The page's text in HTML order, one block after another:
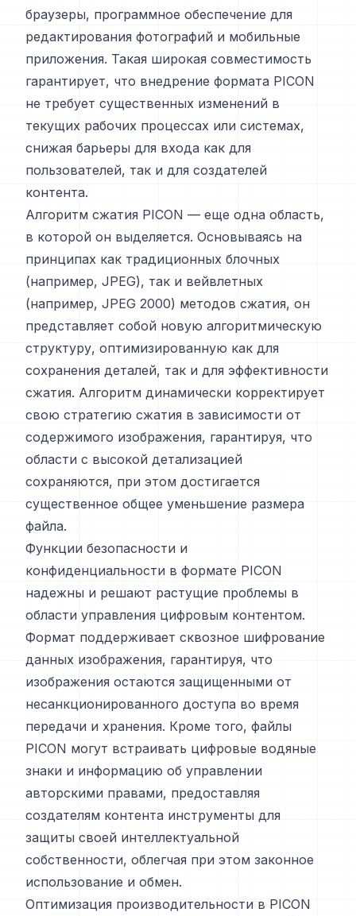
браузеры, программное обеспечение для
редактирования фотографий и мобильные
приложения. Такая широкая совместимость
гарантирует, что внедрение формата PICON
не требует существенных изменений в
текущих рабочих процессах или системах,
снижая барьеры для входа как для
пользователей, так и для создателей
контента.
Алгоритм сжатия PICON — еще одна область,
в которой он выделяется. Основываясь на
принципах как традиционных блочных
(например, JPEG), так и вейвлетных
(например, JPEG 2000) методов сжатия, он
представляет собой новую алгоритмическую
структуру, оптимизированную как для
сохранения деталей, так и для эффективности
сжатия. Алгоритм динамически корректирует
свою стратегию сжатия в зависимости от
содержимого изображения, гарантируя, что
области с высокой детализацией
сохраняются, при этом достигается
существенное общее уменьшение размера
файла.
Функции безопасности и
конфиденциальности в формате PICON
надежны и решают растущие проблемы в
области управления цифровым контентом.
Формат поддерживает сквозное шифрование
данных изображения, гарантируя, что
изображения остаются защищенными от
несанкционированного доступа во время
передачи и хранения. Кроме того, файлы
PICON могут встраивать цифровые водяные
знаки и информацию об управлении
авторскими правами, предоставляя
создателям контента инструменты для
защиты своей интеллектуальной
собственности, облегчая при этом законное
использование и обмен.
Оптимизация производительности в PICON